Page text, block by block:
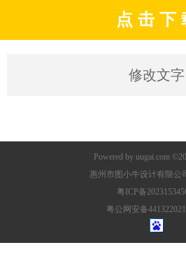
点 击 下
修改文字
Powered by uugai.com
惠州市图小牛设计有限公
粤ICP备
粤公网安备